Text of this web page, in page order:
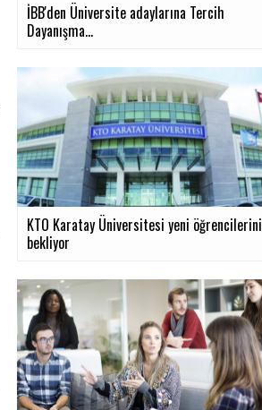
İBB'den Üniversite adaylarına Tercih
Dayanışma...
KTO Karatay Üniversitesi yeni öğrencilerini
bekliyor